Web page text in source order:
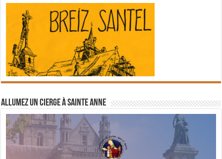
Allumez un cierge à Sainte Anne